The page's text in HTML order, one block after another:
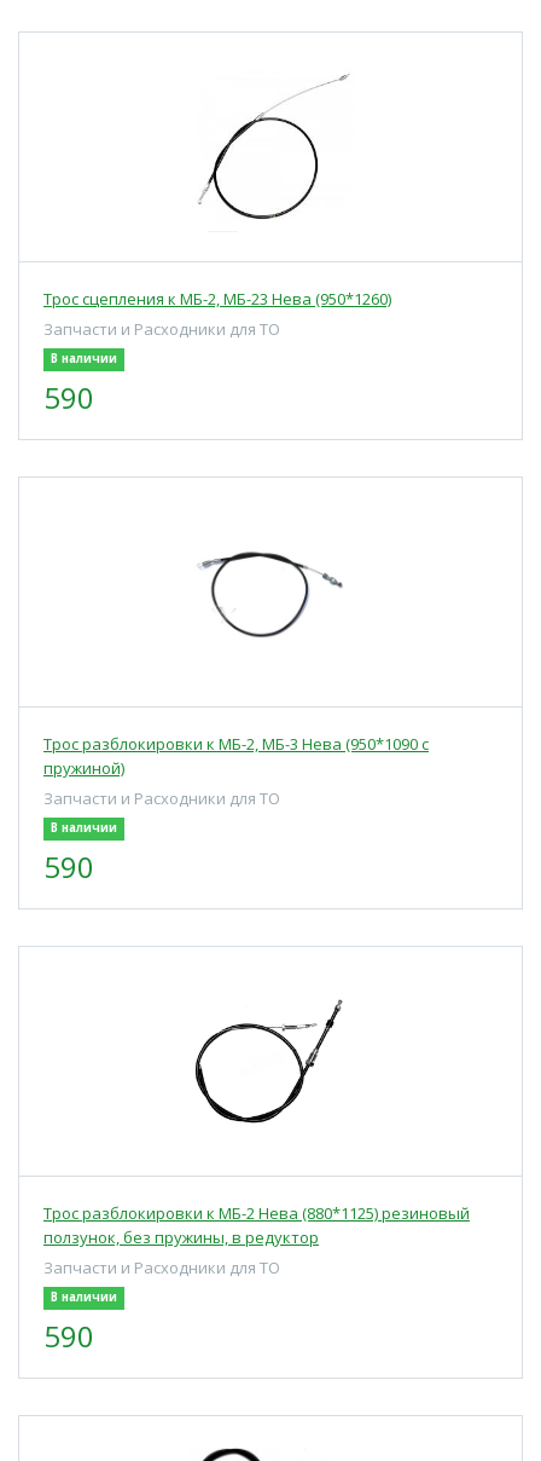
Трос сцепления к МБ-2, МБ-23 Нева (950*1260)
Запчасти и Расходники для ТО
В наличии
590
Трос разблокировки к МБ-2, МБ-3 Нева (950*1090 с
пружиной)
Запчасти и Расходники для ТО
В наличии
590
Трос разблокировки к МБ-2 Нева (880*1125) резиновый
ползунок, без пружины, в редуктор
Запчасти и Расходники для ТО
В наличии
590